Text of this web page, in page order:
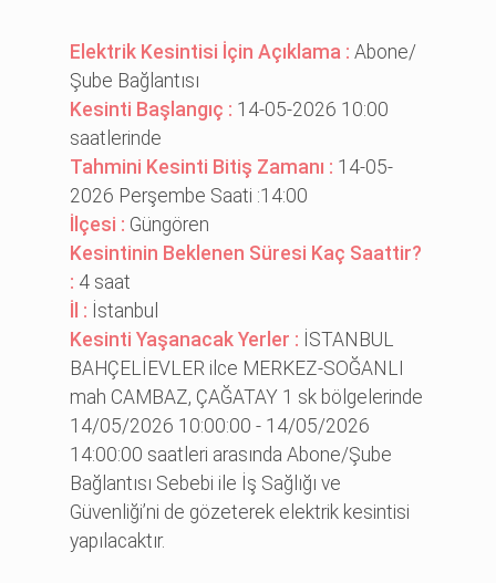
Elektrik Kesintisi İçin Açıklama :Abone/
Şube Bağlantısı
Kesinti Başlangıç : 14-05-2026 10:00
saatlerinde
Tahmini Kesinti Bitiş Zamanı : 14-05-
2026 Perşembe Saati :14:00
İlçesi : Güngören
Kesintinin Beklenen Süresi Kaç Saattir?
: 4 saat
İl : İstanbul
Kesinti Yaşanacak Yerler : İSTANBUL
BAHÇELİEVLER ilce MERKEZ-SOĞANLI
mah CAMBAZ, ÇAĞATAY 1 sk bölgelerinde
14/05/2026 10:00:00 - 14/05/2026
14:00:00 saatleri arasında Abone/Şube
Bağlantısı Sebebi ile İş Sağlığı ve
Güvenliği’ni de gözeterek elektrik kesintisi
yapılacaktır.